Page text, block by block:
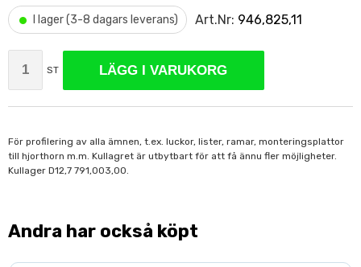
• I lager (3-8 dagars leverans) Art.Nr: 946,825,11
ST LÄGG I VARUKORG
För profilering av alla ämnen, t.ex. luckor, lister, ramar, monteringsplattor
till hjorthorn m.m. Kullagret är utbytbart för att få ännu fler möjligheter.
Kullager D12,7 791,003,00.
Andra har också köpt